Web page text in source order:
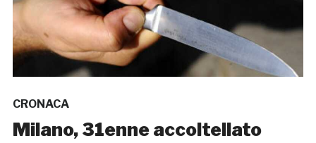
CRONACA
Milano, 31enne accoltellato